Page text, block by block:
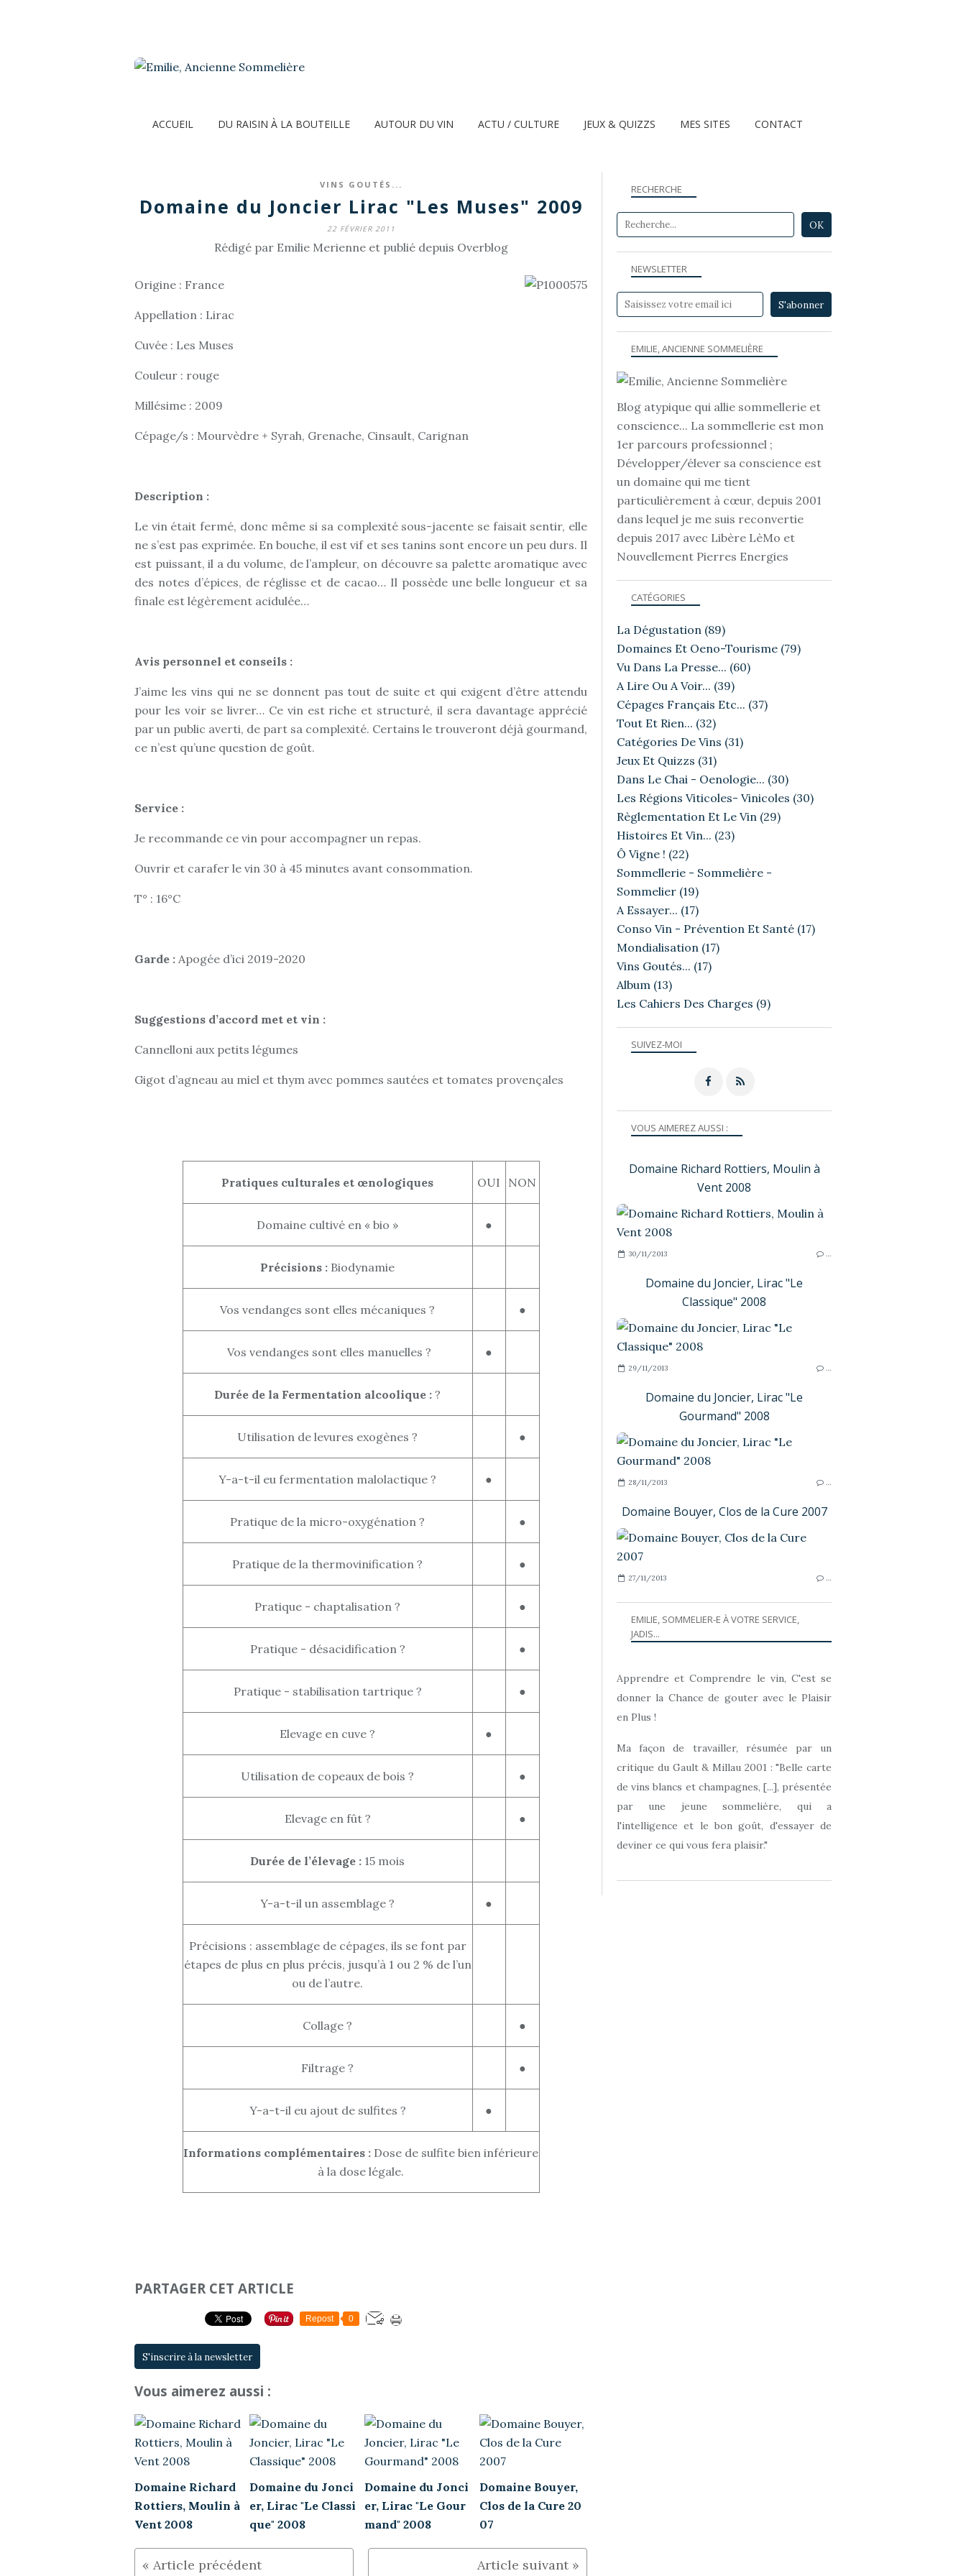
ACCUEIL DU RAISIN À LA BOUTEILLE AUTOUR DU VIN ACTU / CULTURE JEUX & QUIZZS MES SITES CONTACT
VINS GOUTÉS...
Domaine du Joncier Lirac "Les Muses" 2009
22 FÉVRIER 2011
Rédigé par Emilie Merienne et publié depuis Overblog
Origine : France
Appellation : Lirac
Cuvée : Les Muses
Couleur : rouge
Millésime : 2009
Cépage/s : Mourvèdre + Syrah, Grenache, Cinsault, Carignan
Description :
Le vin était fermé, donc même si sa complexité sous-jacente se faisait sentir, elle
ne s’est pas exprimée. En bouche, il est vif et ses tanins sont encore un peu durs. Il
est puissant, il a du volume, de l’ampleur, on découvre sa palette aromatique avec
des notes d’épices, de réglisse et de cacao… Il possède une belle longueur et sa
finale est légèrement acidulée…
Avis personnel et conseils :
J’aime les vins qui ne se donnent pas tout de suite et qui exigent d’être attendu
pour les voir se livrer… Ce vin est riche et structuré, il sera davantage apprécié
par un public averti, de part sa complexité. Certains le trouveront déjà gourmand,
ce n’est qu’une question de goût.
Service :
Je recommande ce vin pour accompagner un repas.
Ouvrir et carafer le vin 30 à 45 minutes avant consommation.
T° : 16°C
Garde : Apogée d’ici 2019-2020
Suggestions d’accord met et vin :
Cannelloni aux petits légumes
Gigot d’agneau au miel et thym avec pommes sautées et tomates provençales
Pratiques culturales et œnologiques OUI NON
Domaine cultivé en « bio » ●
Précisions : Biodynamie
Vos vendanges sont elles mécaniques ? ●
Vos vendanges sont elles manuelles ? ●
Durée de la Fermentation alcoolique : ?
Utilisation de levures exogènes ? ●
Y-a-t-il eu fermentation malolactique ? ●
Pratique de la micro-oxygénation ? ●
Pratique de la thermovinification ? ●
Pratique - chaptalisation ? ●
Pratique - désacidification ? ●
Pratique - stabilisation tartrique ? ●
Elevage en cuve ? ●
Utilisation de copeaux de bois ? ●
Elevage en fût ? ●
Durée de l’élevage : 15 mois
Y-a-t-il un assemblage ? ●
Précisions : assemblage de cépages, ils se font par
étapes de plus en plus précis, jusqu’à 1 ou 2 % de l’un
ou de l’autre.
Collage ? ●
Filtrage ? ●
Y-a-t-il eu ajout de sulfites ? ●
Informations complémentaires : Dose de sulfite bien inférieure
à la dose légale.
PARTAGER CET ARTICLE
Repost 0
S'inscrire à la newsletter
Vous aimerez aussi :
Domaine Richard
Rottiers, Moulin à
Vent 2008
Domaine du Jonci
er, Lirac "Le Classi
que" 2008
Domaine du Jonci
er, Lirac "Le Gour
mand" 2008
Domaine Bouyer,
Clos de la Cure 20
07
NEWSLETTER
SUIVEZ-MOI
RECHERCHE
EMILIE, ANCIENNE SOMMELIÈRE
Blog atypique qui allie sommellerie et
conscience... La sommellerie est mon
1er parcours professionnel ;
Développer/élever sa conscience est
un domaine qui me tient
particulièrement à cœur, depuis 2001
dans lequel je me suis reconvertie
depuis 2017 avec Libère LèMo et
Nouvellement Pierres Energies
VOUS AIMEREZ AUSSI :
Domaine Richard Rottiers, Moulin à
Vent 2008
30/11/2013 …
Domaine du Joncier, Lirac "Le
Classique" 2008
29/11/2013 …
Domaine du Joncier, Lirac "Le
Gourmand" 2008
28/11/2013 …
Domaine Bouyer, Clos de la Cure 2007
27/11/2013 …
CATÉGORIES
La Dégustation (89)
Domaines Et Oeno-Tourisme (79)
Vu Dans La Presse... (60)
A Lire Ou A Voir... (39)
Cépages Français Etc... (37)
Tout Et Rien... (32)
Catégories De Vins (31)
Jeux Et Quizzs (31)
Dans Le Chai - Oenologie... (30)
Les Régions Viticoles- Vinicoles (30)
Règlementation Et Le Vin (29)
Histoires Et Vin... (23)
Ô Vigne ! (22)
Sommellerie - Sommelière -
Sommelier (19)
A Essayer... (17)
Conso Vin - Prévention Et Santé (17)
Mondialisation (17)
Vins Goutés... (17)
Album (13)
Les Cahiers Des Charges (9)
EMILIE, SOMMELIER-E À VOTRE SERVICE,
JADIS...
Apprendre et Comprendre le vin, C'est se
donner la Chance de gouter avec le Plaisir
en Plus !
Ma façon de travailler, résumée par un
critique du Gault & Millau 2001 : "Belle carte
de vins blancs et champagnes, [...], présentée
par une jeune sommelière, qui a
l'intelligence et le bon goût, d'essayer de
deviner ce qui vous fera plaisir."